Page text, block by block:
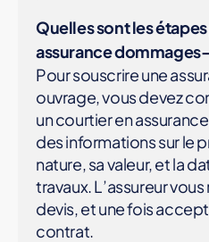
Quelles sont les
assurance
Pour souscrire une
ouvrage, vous devez
un courtier en
des informations sur le
nature, sa valeur, et la
travaux. L’assureur
devis, et une fois
contrat.